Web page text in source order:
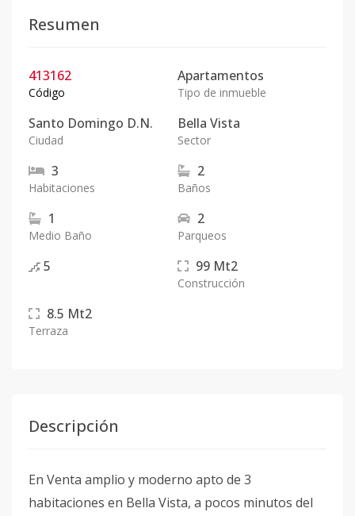
Resumen
413162
Código
Apartamentos
Tipo de inmueble
Santo Domingo D.N.
Ciudad
Bella Vista
Sector
3
Habitaciones
2
Baños
1
Medio Baño
2
Parqueos
5 99 Mt2
Construcción
8.5 Mt2
Terraza
Descripción
En Venta amplio y moderno apto de 3
habitaciones en Bella Vista, a pocos minutos del